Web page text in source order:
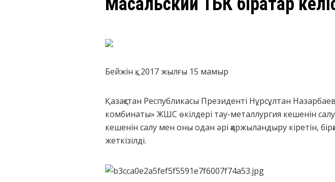
Бейжін қ., 2017 жылғы 15 мамыр
Қазақстан Республикасы Президенті Нұрсұлтан
комбинаты» ЖШС өкілдері тау-металлургия кешенін салу
кешенін салу мен оны одан әрі қаржыландыру кіретін,
жеткізілді.